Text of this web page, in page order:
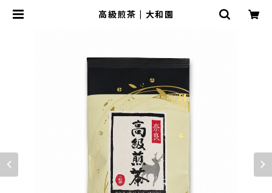
高級煎茶 | 大和園